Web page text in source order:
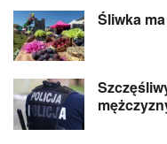
Śliwka